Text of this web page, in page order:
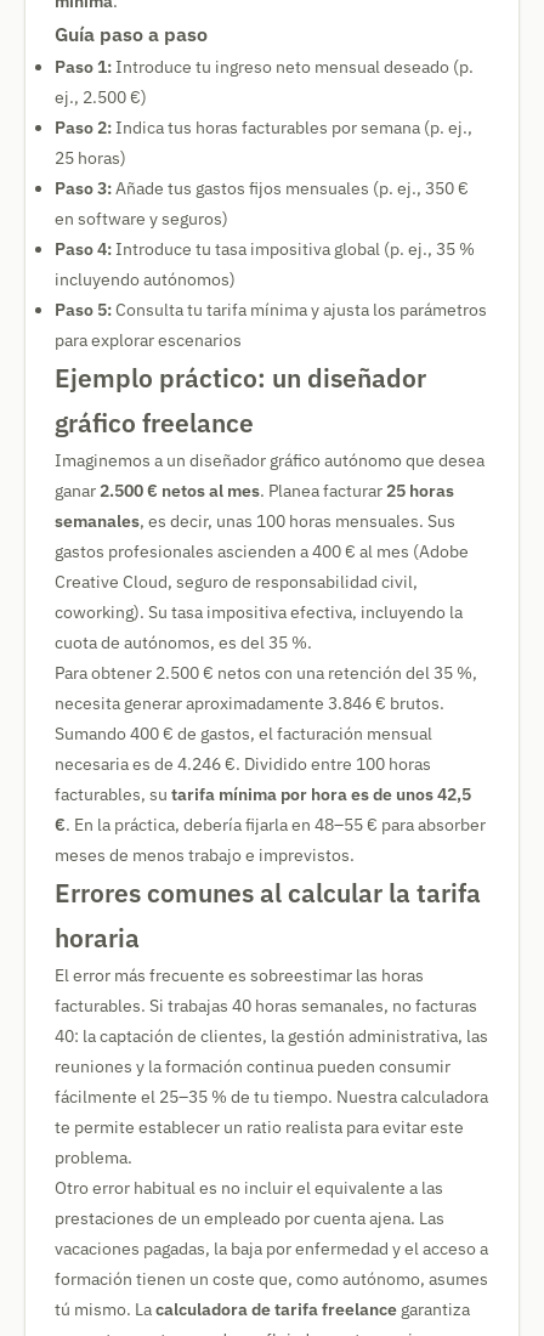
Guía paso a paso
Paso 1:Introduce tu ingreso neto mensual deseado (p.
ej., 2.500 €)
Paso 2:Indica tus horas facturables por semana (p. ej.,
25 horas)
Paso 3:Añade tus gastos fijos mensuales (p. ej., 350 €
en software y seguros)
Paso 4:Introduce tu tasa impositiva global (p. ej., 35 %
incluyendo autónomos)
Paso 5:Consulta tu tarifa mínima y ajusta los parámetros
para explorar escenarios
Ejemplo práctico: un diseñador
gráfico freelance
Imaginemos a un diseñador gráfico autónomo que desea
ganar 2.500 € netos al mes. Planea facturar 25 horas
semanales, es decir, unas 100 horas mensuales. Sus
gastos profesionales ascienden a 400 € al mes (Adobe
Creative Cloud, seguro de responsabilidad civil,
coworking). Su tasa impositiva efectiva, incluyendo la
cuota de autónomos, es del 35 %.
Para obtener 2.500 € netos con una retención del 35 %,
necesita generar aproximadamente 3.846 € brutos.
Sumando 400 € de gastos, el facturación mensual
necesaria es de 4.246 €. Dividido entre 100 horas
facturables, su tarifa mínima por hora es de unos 42,5
€. En la práctica, debería fijarla en 48–55 € para absorber
meses de menos trabajo e imprevistos.
Errores comunes al calcular la tarifa
horaria
El error más frecuente es sobreestimar las horas
facturables. Si trabajas 40 horas semanales, no facturas
40: la captación de clientes, la gestión administrativa, las
reuniones y la formación continua pueden consumir
fácilmente el 25–35 % de tu tiempo. Nuestra calculadora
te permite establecer un ratio realista para evitar este
problema.
Otro error habitual es no incluir el equivalente a las
prestaciones de un empleado por cuenta ajena. Las
vacaciones pagadas, la baja por enfermedad y el acceso a
formación tienen un coste que, como autónomo, asumes
tú mismo. Lacalculadora de tarifa freelance garantiza